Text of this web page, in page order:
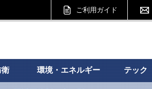
ご利用ガイド
ーサイト
環境・エネルギー テック